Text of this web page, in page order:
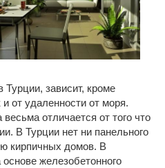
Турции, зависит, кроме
и от удаленности от моря.
отличается от того что
В Турции нет ни панельного
кирпичных домов. В
железобетонного